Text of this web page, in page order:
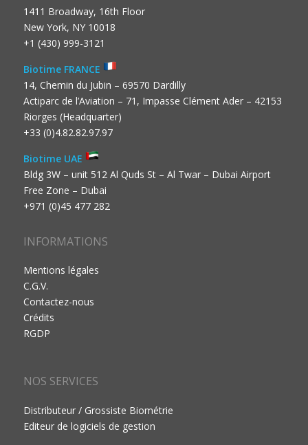
1411 Broadway, 16th Floor
New York, NY 10018
+1 (430) 999-3121
Biotime FRANCE
14, Chemin du Jubin – 69570 Dardilly
Actiparc de l’Aviation – 71, Impasse Clément Ader – 42153
Riorges (Headquarter)
+33 (0)4.82.82.97.97
Biotime UAE
Bldg 3W – unit 512 Al Quds St – Al Twar – Dubai Airport
Free Zone – Dubai
+971 (0)45 477 282
INFORMATIONS
Mentions légales
C.G.V.
Contactez-nous
Crédits
RGDP
NOS SERVICES
Distributeur / Grossiste Biométrie
Editeur de logiciels de gestion